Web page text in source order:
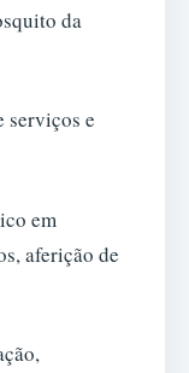
da
serviços e
em
aferição de